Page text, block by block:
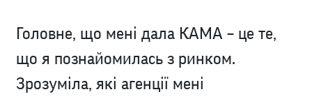
Головне, що мені дала КАМА – це те,
що я познайомилась з ринком.
Зрозуміла, які агенції мені